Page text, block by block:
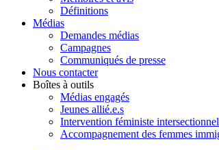
Définitions
Médias
Demandes médias
Campagnes
Communiqués de presse
Nous contacter
Boîtes à outils
Médias engagés
Jeunes allié.e.s
Intervention féministe
Accompagnement des femmes